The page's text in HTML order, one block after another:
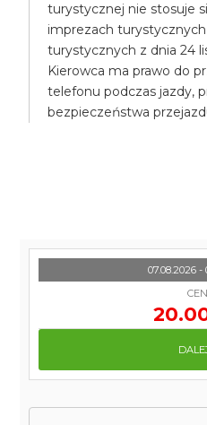
turystycznej nie stosuje
imprezach
turystycznych z dnia 24
Kierowca ma prawo do
telefonu podczas jazdy,
bezpieczeństwa
07.08.2026 -